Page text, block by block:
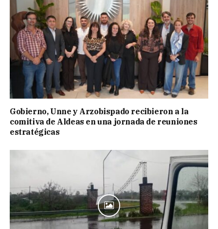
Gobierno, Unne y Arzobispado recibieron a la
comitiva de Aldeas en una jornada de reuniones
estratégicas